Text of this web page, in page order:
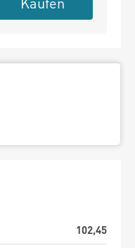
102,45